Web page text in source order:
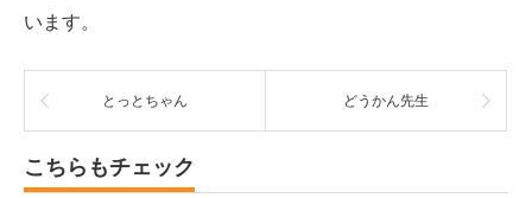
います。
とっとちゃん どうかん先生
こちらもチェック